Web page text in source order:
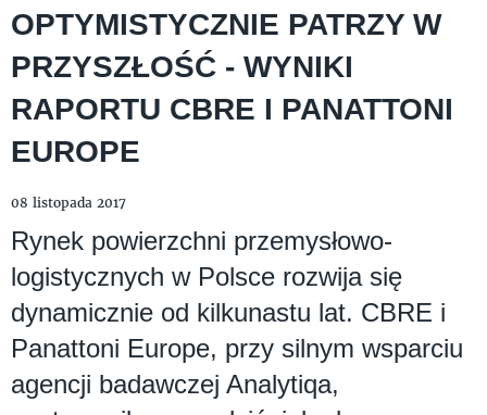
OPTYMISTYCZNIE PATRZY W
PRZYSZŁOŚĆ - WYNIKI
RAPORTU CBRE I PANATTONI
EUROPE
08 listopada 2017
Rynek powierzchni przemysłowo-
logistycznych w Polsce rozwija się
dynamicznie od kilkunastu lat. CBRE i
Panattoni Europe, przy silnym wsparciu
agencji badawczej Analytiqa,